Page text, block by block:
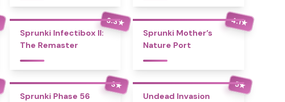
3.3★
Sprunki Infectibox II:
The Remaster
4.1★
Sprunki Mother’s
Nature Port
3★
Sprunki Phase 56
5★
Undead Invasion